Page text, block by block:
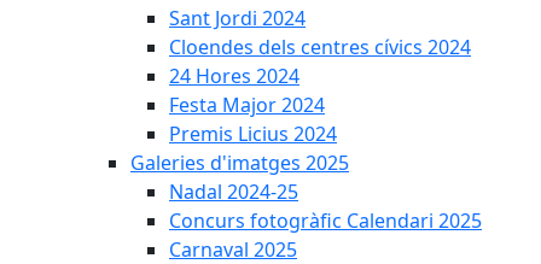
Sant Jordi 2024
Cloendes dels centres cívics 2024
24 Hores 2024
Festa Major 2024
Premis Licius 2024
Galeries d'imatges 2025
Nadal 2024-25
Concurs fotogràfic Calendari 2025
Carnaval 2025